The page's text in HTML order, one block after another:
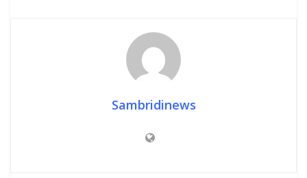
Sambridinews